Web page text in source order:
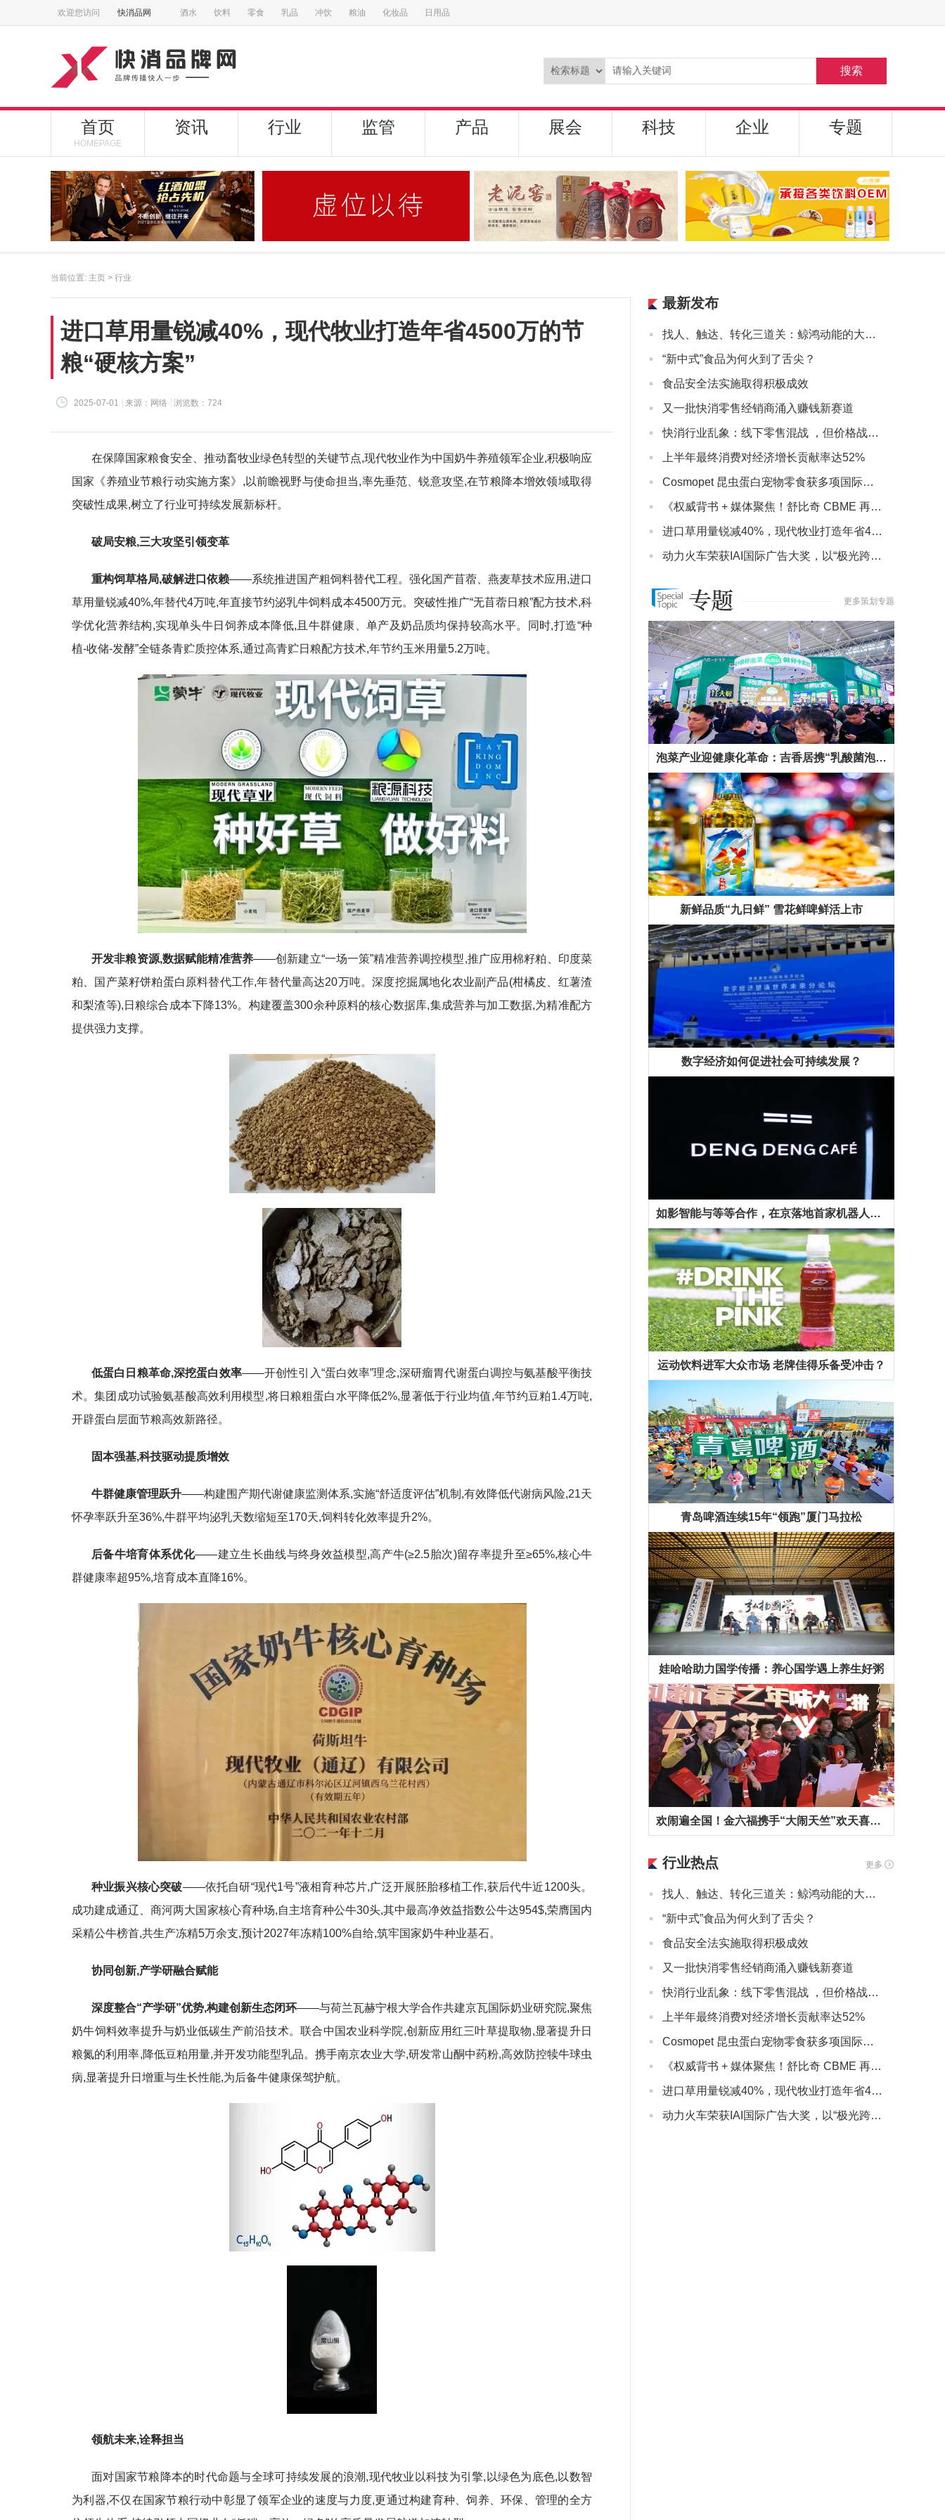
欢迎您访问 快消品网 酒水 饮料 零食 乳品 冲饮 粮油 化妆品 日用品
搜索
首页
HOMEPAGE
资讯 行业 监管 产品 展会 科技 企业 专题
当前位置: 主页 > 行业
进口草用量锐减40%，现代牧业打造年省4500万的节
粮“硬核方案”
2025-07-01 来源：网络 浏览数：724
在保障国家粮食安全、推动畜牧业绿色转型的关键节点,现代牧业作为中国奶牛养殖领军企业,积极响应
国家《养殖业节粮行动实施方案》,以前瞻视野与使命担当,率先垂范、锐意攻坚,在节粮降本增效领域取得
突破性成果,树立了行业可持续发展新标杆。
破局安粮,三大攻坚引领变革
重构饲草格局,破解进口依赖——系统推进国产粗饲料替代工程。强化国产苜蓿、燕麦草技术应用,进口
草用量锐减40%,年替代4万吨,年直接节约泌乳牛饲料成本4500万元。突破性推广“无苜蓿日粮”配方技术,科
学优化营养结构,实现单头牛日饲养成本降低,且牛群健康、单产及奶品质均保持较高水平。同时,打造“种
植-收储-发酵”全链条青贮质控体系,通过高青贮日粮配方技术,年节约玉米用量5.2万吨。
开发非粮资源,数据赋能精准营养——创新建立“一场一策”精准营养调控模型,推广应用棉籽粕、印度菜
粕、国产菜籽饼粕蛋白原料替代工作,年替代量高达20万吨。深度挖掘属地化农业副产品(柑橘皮、红薯渣
和梨渣等),日粮综合成本下降13%。构建覆盖300余种原料的核心数据库,集成营养与加工数据,为精准配方
提供强力支撑。
低蛋白日粮革命,深挖蛋白效率——开创性引入“蛋白效率”理念,深研瘤胃代谢蛋白调控与氨基酸平衡技
术。集团成功试验氨基酸高效利用模型,将日粮粗蛋白水平降低2%,显著低于行业均值,年节约豆粕1.4万吨,
开辟蛋白层面节粮高效新路径。
固本强基,科技驱动提质增效
牛群健康管理跃升——构建围产期代谢健康监测体系,实施“舒适度评估”机制,有效降低代谢病风险,21天
怀孕率跃升至36%,牛群平均泌乳天数缩短至170天,饲料转化效率提升2%。
后备牛培育体系优化——建立生长曲线与终身效益模型,高产牛(≥2.5胎次)留存率提升至≥65%,核心牛
群健康率超95%,培育成本直降16%。
种业振兴核心突破——依托自研“现代1号”液相育种芯片,广泛开展胚胎移植工作,获后代牛近1200头。
成功建成通辽、商河两大国家核心育种场,自主培育种公牛30头,其中最高净效益指数公牛达954$,荣膺国内
采精公牛榜首,共生产冻精5万余支,预计2027年冻精100%自给,筑牢国家奶牛种业基石。
协同创新,产学研融合赋能
深度整合“产学研”优势,构建创新生态闭环——与荷兰瓦赫宁根大学合作共建京瓦国际奶业研究院,聚焦
奶牛饲料效率提升与奶业低碳生产前沿技术。联合中国农业科学院,创新应用红三叶草提取物,显著提升日
粮氮的利用率,降低豆粕用量,并开发功能型乳品。携手南京农业大学,研发常山酮中药粉,高效防控犊牛球虫
病,显著提升日增重与生长性能,为后备牛健康保驾护航。
领航未来,诠释担当
面对国家节粮降本的时代命题与全球可持续发展的浪潮,现代牧业以科技为引擎,以绿色为底色,以数智
为利器,不仅在国家节粮行动中彰显了领军企业的速度与力度,更通过构建育种、饲养、环保、管理的全方
最新发布
· 找人、触达、转化三道关：鲸鸿动能的大健康营销实战解法
· “新中式”食品为何火到了舌尖？
· 食品安全法实施取得积极成效
· 又一批快消零售经销商涌入赚钱新赛道
· 快消行业乱象：线下零售混战 ，但价格战没有赢家
· 上半年最终消费对经济增长贡献率达52%
· Cosmopet 昆虫蛋白宠物零食获多项国际认证
· 《权威背书 + 媒体聚焦！舒比奇 CBME 再亮相，敏感肌纸尿裤成母婴护理新焦点》
· 进口草用量锐减40%，现代牧业打造年省4500万的节粮“硬核方案”
· 动力火车荣获IAI国际广告大奖，以“极光跨年”打造差异化品牌印记
精彩专题
更多策划专题
泡菜产业迎健康化革命：吉香居携“乳酸菌泡菜”等新品抢占千亿市场先机
新鲜品质“九日鲜” 雪花鲜啤鲜活上市
数字经济如何促进社会可持续发展？
如影智能与等等合作，在京落地首家机器人咖啡馆
运动饮料进军大众市场 老牌佳得乐备受冲击？
青岛啤酒连续15年“领跑”厦门马拉松
娃哈哈助力国学传播：养心国学遇上养生好粥
欢闹遍全国！金六福携手“大闹天竺”欢天喜地拜早年！
行业热点 更多
· 找人、触达、转化三道关：鲸鸿动能的大健康营销实战解法
· “新中式”食品为何火到了舌尖？
· 食品安全法实施取得积极成效
· 又一批快消零售经销商涌入赚钱新赛道
· 快消行业乱象：线下零售混战 ，但价格战没有赢家
· 上半年最终消费对经济增长贡献率达52%
· Cosmopet 昆虫蛋白宠物零食获多项国际认证
· 《权威背书 + 媒体聚焦！舒比奇 CBME 再亮相，敏感肌纸尿裤成母婴护理新焦点》
· 进口草用量锐减40%，现代牧业打造年省4500万的节粮“硬核方案”
· 动力火车荣获IAI国际广告大奖，以“极光跨年”打造差异化品牌印记